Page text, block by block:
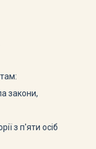
закони,
з п'яти осіб